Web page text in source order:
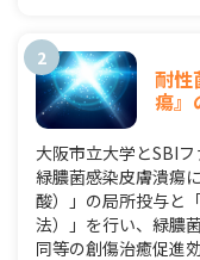
耐性
瘍』
大阪市立大学とSBIフ
緑膿菌感染皮膚潰瘍
酸）」の局所投与と
法）」を行い、緑膿
同等の創傷治癒促進